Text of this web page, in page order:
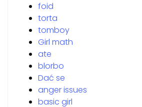
foid
torta
tomboy
Girl math
ate
blorbo
Dać se
anger issues
basic girl